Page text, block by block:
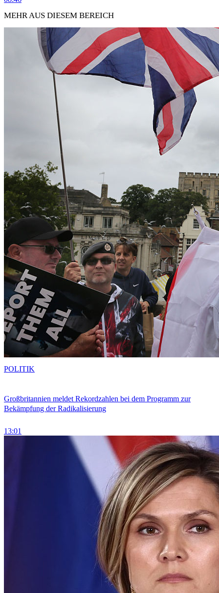
MEHR AUS DIESEM BEREICH
Großbritannien meldet Rekordzahlen bei dem Programm zur
Bekämpfung der Radikalisierung
13:01
POLITIK